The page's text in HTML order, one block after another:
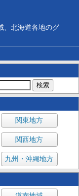
、北海道各地のグ
関東地方
関西地方
九州・沖縄地方